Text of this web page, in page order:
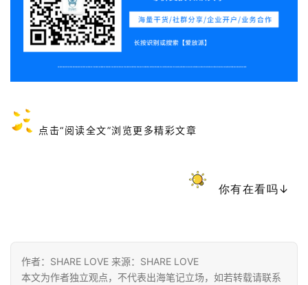
点击“阅读全文”浏览更多精彩文章
你有在看吗↓
作者：SHARE LOVE 来源：SHARE LOVE
本文为作者独立观点，不代表出海笔记立场，如若转载请联系